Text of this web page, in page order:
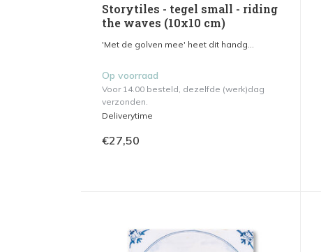
Storytiles - tegel small - riding
the waves (10x10 cm)
'Met de golven mee' heet dit handg...
Op voorraad
Voor 14.00 besteld, dezelfde (werk)dag
verzonden.
Deliverytime
€27,50